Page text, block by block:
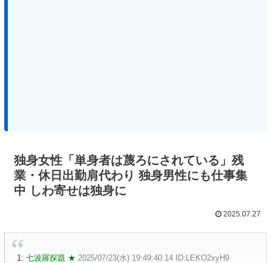
独身女性「単身者は蔑ろにされている」残
業・休日出勤肩代わり 独身男性にも仕事集
中 しわ寄せは独身に
2025.07.27
1: 七波羅探題 ★ 2025/07/23(水) 19:49:40.14 ID:LEKO2xyH9